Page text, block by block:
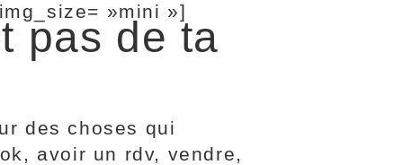
»mini »]
pas de ta
des choses qui
avoir un rdv, vendre,